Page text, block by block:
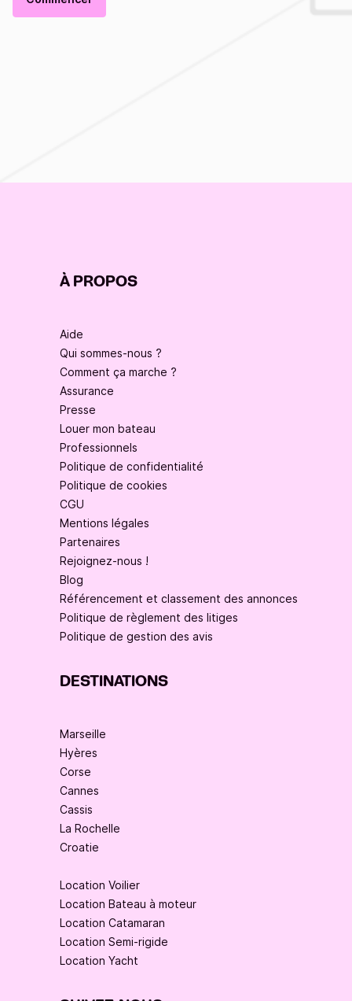
À PROPOS
Aide
Qui sommes-nous ?
Comment ça marche ?
Assurance
Presse
Louer mon bateau
Professionnels
Politique de confidentialité
Politique de cookies
CGU
Mentions légales
Partenaires
Rejoignez-nous !
Blog
Référencement et classement des annonces
Politique de règlement des litiges
Politique de gestion des avis
DESTINATIONS
Marseille
Hyères
Corse
Cannes
Cassis
La Rochelle
Croatie
Location Voilier
Location Bateau à moteur
Location Catamaran
Location Semi-rigide
Location Yacht